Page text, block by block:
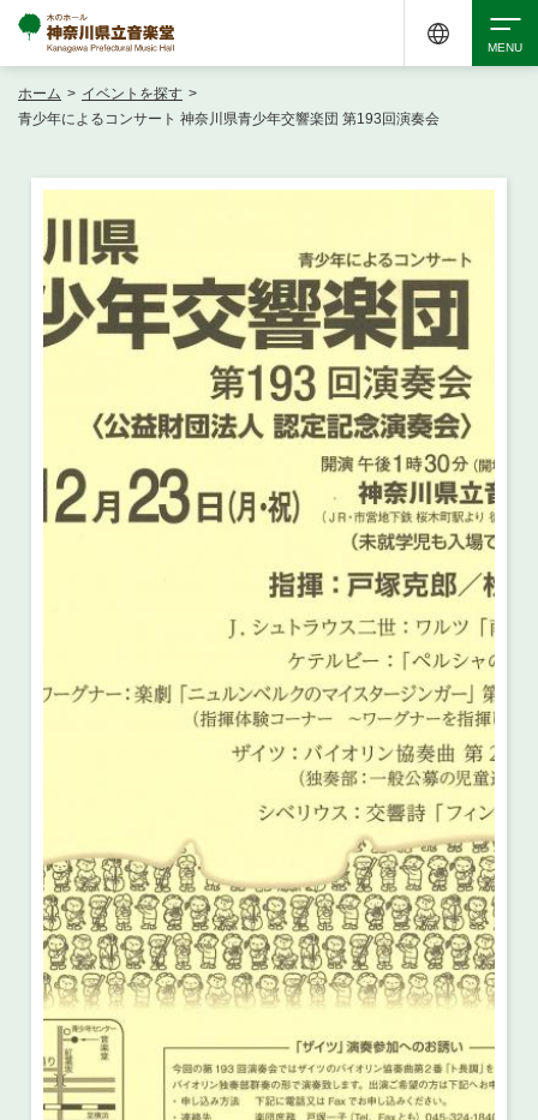
イベントを探す
・ 館内サービス・アクセシビリティ
施設を借りる
・ 抽選対象日
SNS
アクセシビリティ
ホーム > イベントを探す >
青少年によるコンサート 神奈川県青少年交響楽団 第193回演奏会